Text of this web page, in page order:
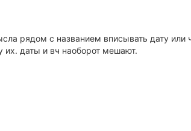
рядом с названием вписывать дату или
их. даты и вч наоборот мешают.